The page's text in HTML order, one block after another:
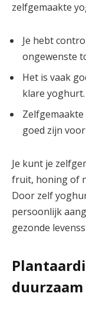
zelfgemaakte
Je hebt
ongewenste
Het is vaak
klare yoghurt.
goed zijn
Je kunt je
fruit, honing of
Door zelf
persoonlijk
gezonde